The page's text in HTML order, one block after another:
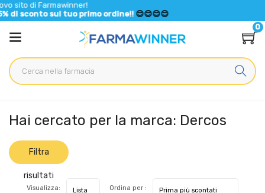
Farmawinner!
sul tuo primo ordine!!😊😊😊😊
0
Home Marche parafarmaci Dercos
Hai cercato per la marca: Dercos
Filtra
risultati
Visualizza: Ordina per :